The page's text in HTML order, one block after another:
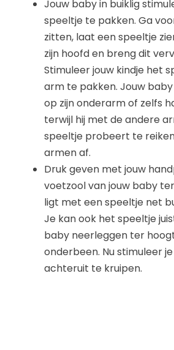
Jouw baby in buiklig
speeltje te pakken. Ga
zitten, laat een speeltje
zijn hoofd en breng dit
Stimuleer jouw kindje het
arm te pakken. Jouw
op zijn onderarm of zelfs
terwijl hij met de andere
speeltje probeert te
armen af.
Druk geven met jouw
voetzool van jouw baby
ligt met een speeltje net
Je kan ook het speeltje
baby neerleggen ter
onderbeen. Nu stimuleer
achteruit te kruipen.